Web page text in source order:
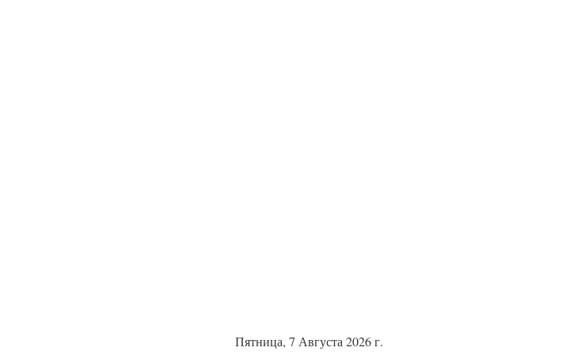
Пятница, 7 Августа 2026 г.